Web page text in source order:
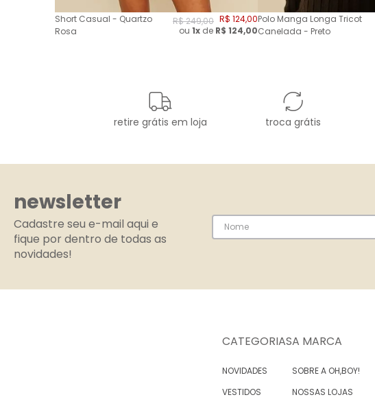
Short Casual - Quartzo
Rosa
R$249,00 R$ 124,00
ou 1x de R$ 124,00
Polo Manga Longa Tricot
Canelada - Preto
retire grátis em loja troca grátis
newsletter
Cadastre seu e-mail aqui e
fique por dentro de todas as
novidades!
CATEGORIAS
NOVIDADES
VESTIDOS
A MARCA
SOBRE A OH,BOY!
NOSSAS LOJAS